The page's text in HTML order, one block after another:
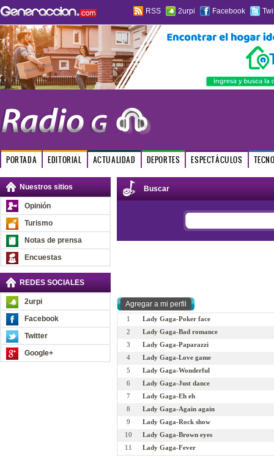
RSS 2urpi Facebook
PORTADA EDITORIAL ACTUALIDAD DEPORTES ESPECTÁCULOS
Nuestros sitios
Opinión
Turismo
Notas de prensa
Encuestas
REDES SOCIALES
2urpi
Facebook
Twitter
Google+
Buscar
1
Lady Gaga-Poker face
2
Lady Gaga-Bad romance
3
Lady Gaga-Paparazzi
4
Lady Gaga-Love game
5
Lady Gaga-Wonderful
6
Lady Gaga-Just dance
7
Lady Gaga-Eh eh
8
Lady Gaga-Again again
9
Lady Gaga-Rock show
10
Lady Gaga-Brown eyes
11
Lady Gaga-Fever